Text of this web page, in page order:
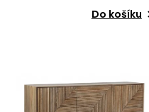
Do košíku